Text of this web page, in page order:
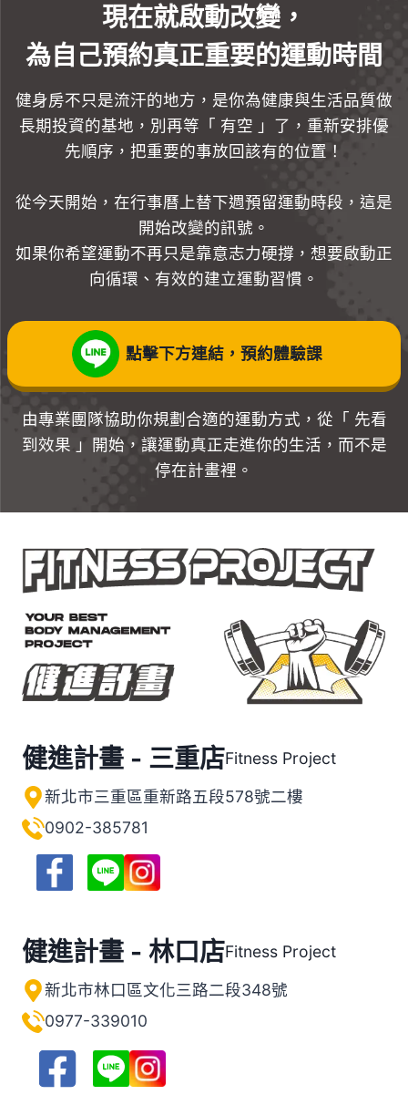
現在就啟動改變，
為自己預約真正重要的運動時間
健身房不只是流汗的地方，是你為健康與生活品質做
長期投資的基地，別再等「 有空 」了，重新安排優
先順序，把重要的事放回該有的位置！
從今天開始，在行事曆上替下週預留運動時段，這是
開始改變的訊號。
如果你希望運動不再只是靠意志力硬撐，想要啟動正
向循環、有效的建立運動習慣。
點擊下方連結，預約體驗課
由專業團隊協助你規劃合適的運動方式，從「 先看
到效果 」開始，讓運動真正走進你的生活，而不是
停在計畫裡。
健進計畫 - 三重店Fitness Project
新北市三重區重新路五段578號二樓
0902-385781
健進計畫 - 林口店Fitness Project
新北市林口區文化三路二段348號
0977-339010